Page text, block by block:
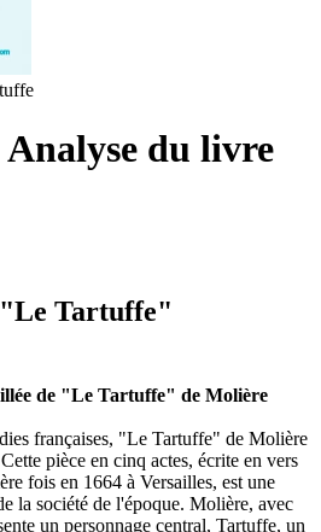
du livre
Tartuffe"
de "Le Tartuffe" de Molière
françaises, "Le Tartuffe" de Molière
pièce en cinq actes, écrite en vers
fois en 1664 à Versailles, est une
la société de l'époque. Molière, avec
un personnage central, Tartuffe, un